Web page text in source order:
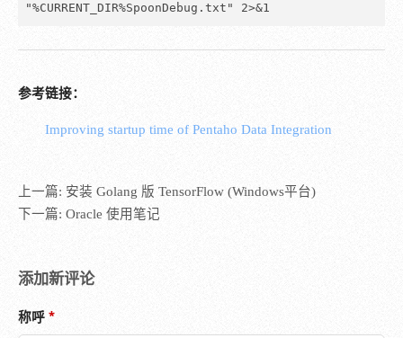
"%CURRENT_DIR%SpoonDebug.txt" 2>&1
参考链接：
Improving startup time of Pentaho Data Integration
上一篇: 安装 Golang 版 TensorFlow (Windows平台)
下一篇: Oracle 使用笔记
添加新评论
称呼